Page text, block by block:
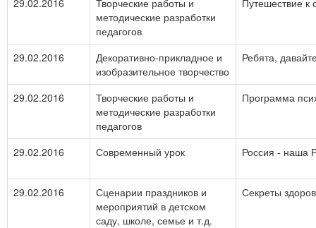
29.02.2016
Творческие работы и
методические разработки
педагогов
Путешествие к
29.02.2016
Декоративно-прикладное и
изобразительное творчество
Ребята,
29.02.2016
Творческие работы и
методические разработки
педагогов
Программа
29.02.2016 Современный урок Россия - наша
29.02.2016
Сценарии праздников и
мероприятий в детском
саду, школе, семье и т.д.
Секреты